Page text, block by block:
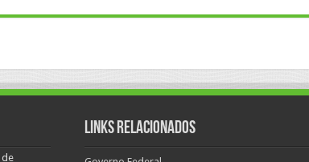
Links Relacionados